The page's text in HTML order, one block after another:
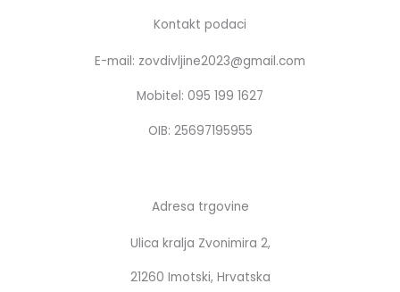
b
o
o
k
a
g
r
a
m
Kontakt podaci
E-mail: zovdivljine2023@gmail.com
Mobitel: 095 199 1627
OIB: 25697195955
Adresa trgovine
Ulica kralja Zvonimira 2,
21260 Imotski, Hrvatska